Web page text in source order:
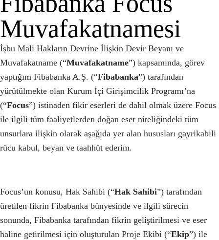
Muvafakatnamesi
İşbu Mali Hakların Devrine İlişkin Devir Beyanı ve
Muvafakatname (“Muvafakatname”) kapsamında, görev
yaptığım Fibabanka A.Ş. (“Fibabanka”) tarafından
yürütülmekte olan Kurum İçi Girişimcilik Programı’na
(“Focus”) istinaden fikir eserleri de dahil olmak üzere Focus
ile ilgili tüm faaliyetlerden doğan eser niteliğindeki tüm
unsurlara ilişkin olarak aşağıda yer alan hususları gayrikabili
rücu kabul, beyan ve taahhüt ederim.
Focus’un konusu, Hak Sahibi (“Hak Sahibi”) tarafından
üretilen fikrin Fibabanka bünyesinde ve ilgili sürecin
sonunda, Fibabanka tarafından fikrin geliştirilmesi ve eser
haline getirilmesi için oluşturulan Proje Ekibi (“Ekip”) ile